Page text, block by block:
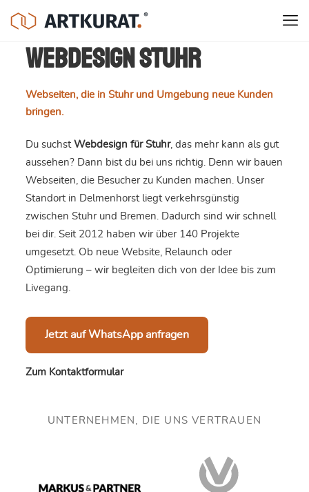
Webdesign Stuhr
Webseiten, die in Stuhr und Umgebung neue Kunden
bringen.
Du suchst Webdesign für Stuhr, das mehr kann als gut
aussehen? Dann bist du bei uns richtig. Denn wir bauen
Webseiten, die Besucher zu Kunden machen. Unser
Standort in Delmenhorst liegt verkehrsgünstig
zwischen Stuhr und Bremen. Dadurch sind wir schnell
bei dir. Seit 2012 haben wir über 140 Projekte
umgesetzt. Ob neue Website, Relaunch oder
Optimierung – wir begleiten dich von der Idee bis zum
Livegang.
Jetzt auf WhatsApp anfragen
Zum Kontaktformular
UNTERNEHMEN, DIE UNS VERTRAUEN